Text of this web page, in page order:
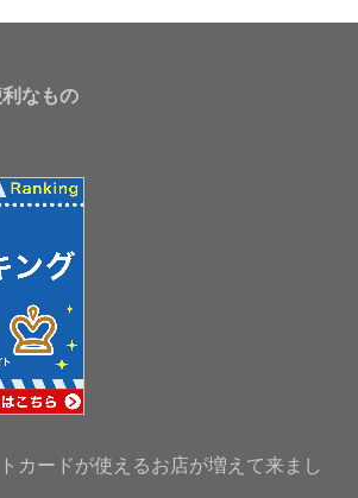
なもの
カードが使えるお店が増えて来まし